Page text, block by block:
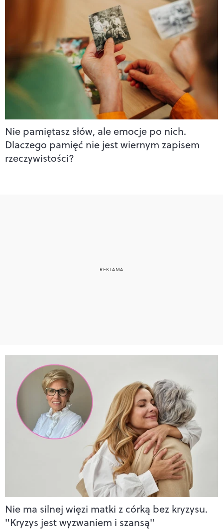
Nie pamiętasz słów, ale emocje po nich.
Dlaczego pamięć nie jest wiernym zapisem
rzeczywistości?
Nie ma silnej więzi matki z córką bez kryzysu.
"Kryzys jest wyzwaniem i szansą"